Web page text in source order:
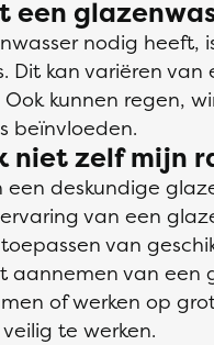
een
nodig heeft,
Dit kan variëren
kunnen regen,
beïnvloeden.
niet zelf mijn
een deskundige
van een
van
aannemen van een
of werken op
te werken.